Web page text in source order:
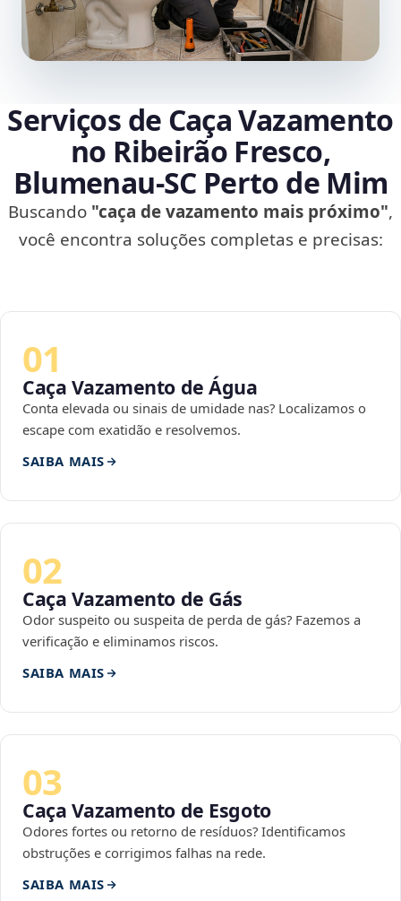
Serviços de Caça Vazamento
no Ribeirão Fresco,
Blumenau‑SC Perto de Mim
Buscando "caça de vazamento mais próximo",
você encontra soluções completas e precisas:
01
Caça Vazamento de Água
Conta elevada ou sinais de umidade nas? Localizamos o
escape com exatidão e resolvemos.
SAIBA MAIS
02
Caça Vazamento de Gás
Odor suspeito ou suspeita de perda de gás? Fazemos a
verificação e eliminamos riscos.
SAIBA MAIS
03
Caça Vazamento de Esgoto
Odores fortes ou retorno de resíduos? Identificamos
obstruções e corrigimos falhas na rede.
SAIBA MAIS